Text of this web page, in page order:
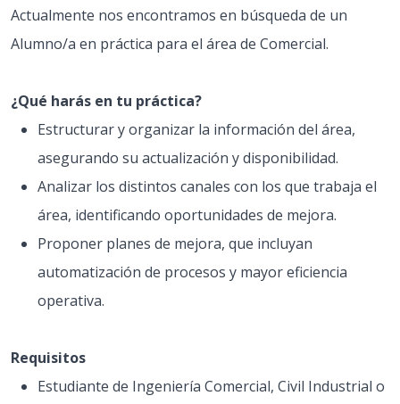
Actualmente nos encontramos en búsqueda de un
Alumno/a en práctica para el área de Comercial.
¿Qué harás en tu práctica?
Estructurar y organizar la información del área,
asegurando su actualización y disponibilidad.
Analizar los distintos canales con los que trabaja el
área, identificando oportunidades de mejora.
Proponer planes de mejora, que incluyan
automatización de procesos y mayor eficiencia
operativa.
Requisitos
Estudiante de Ingeniería Comercial, Civil Industrial o